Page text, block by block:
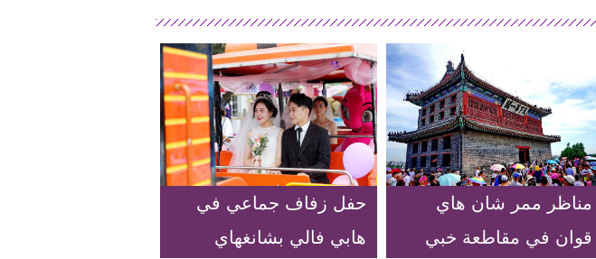
مناظر ممر شان هاي
قوان في مقاطعة خبي
حفل زفاف جماعي في
هابي فالي بشانغهاي